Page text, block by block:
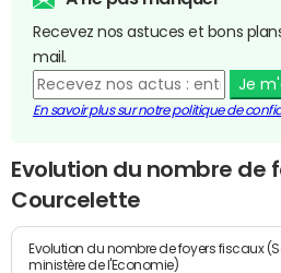
Recevez nos astuces et bons
mail.
Je
En savoir plus sur notre politique de
Evolution du nombre de
Courcelette
Evolution du nombre de foyers fiscaux
ministère de l'Economie)